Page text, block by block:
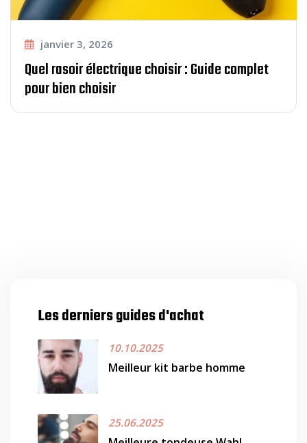
janvier 3, 2026
Quel rasoir électrique choisir : Guide complet
pour bien choisir
Les derniers guides d'achat
10.10.2025
Meilleur kit barbe homme
25.06.2025